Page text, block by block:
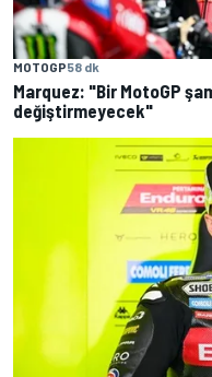
MOTOGP58 dk
Marquez: "Bir MotoGP
değiştirmeyecek"